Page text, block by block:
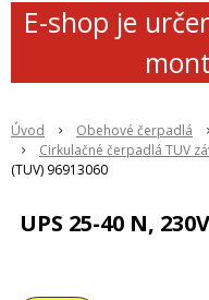
E-shop je
Úvod Obehové čerpadlá
Cirkulačné čerpadlá TUV
(TUV) 96913060
UPS 25-40 N,